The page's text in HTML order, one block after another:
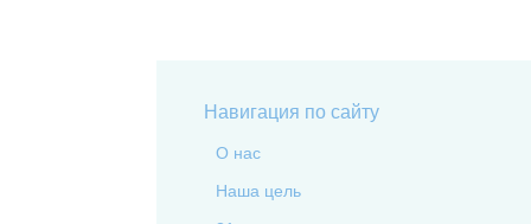
Навигация по сайту
О нас
Наша цель